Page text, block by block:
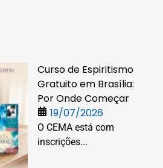
Curso de Espiritismo
Gratuito em Brasília:
Por Onde Começar
19/07/2026
O CEMA está com
inscrições...